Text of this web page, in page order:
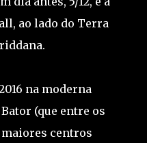
ao lado do Terra
na moderna
(que entre os
maiores centros